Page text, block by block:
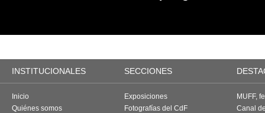
INSTITUCIONALES SECCIONES
Inicio
Quiénes somos
Exposiciones
Fotografías del CdF
MUFF,
Canal